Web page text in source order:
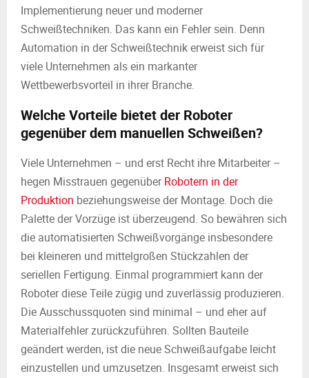
Implementierung neuer und moderner
Schweißtechniken. Das kann ein Fehler sein. Denn
Automation in der Schweißtechnik erweist sich für
viele Unternehmen als ein markanter
Wettbewerbsvorteil in ihrer Branche.
Welche Vorteile bietet der Roboter
gegenüber dem manuellen Schweißen?
Viele Unternehmen – und erst Recht ihre Mitarbeiter –
hegen Misstrauen gegenüberRobotern in der
Produktion beziehungsweise der Montage. Doch die
Palette der Vorzüge ist überzeugend. So bewähren sich
die automatisierten Schweißvorgänge insbesondere
bei kleineren und mittelgroßen Stückzahlen der
seriellen Fertigung. Einmal programmiert kann der
Roboter diese Teile zügig und zuverlässig produzieren.
Die Ausschussquoten sind minimal – und eher auf
Materialfehler zurückzuführen. Sollten Bauteile
geändert werden, ist die neue Schweißaufgabe leicht
einzustellen und umzusetzen. Insgesamt erweist sich